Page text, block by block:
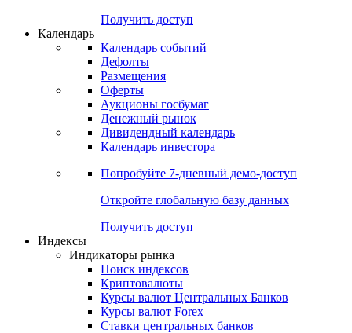
Получить доступ
Календарь
Календарь событий
Дефолты
Размещения
Оферты
Аукционы госбумаг
Денежный рынок
Дивидендный календарь
Календарь инвестора
Попробуйте 7-дневный демо-доступ
Откройте глобальную базу данных
Получить доступ
Индексы
Индикаторы рынка
Поиск индексов
Криптовалюты
Курсы валют Центральных Банков
Курсы валют Forex
Ставки центральных банков